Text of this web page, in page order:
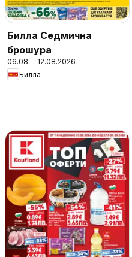
Билла Седмична
брошура
06.08. - 12.08.2026
Билла